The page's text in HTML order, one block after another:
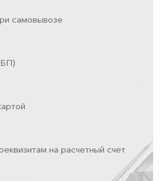
самовывозе
на расчетный счет